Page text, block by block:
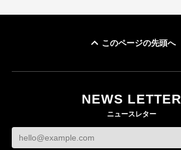
このページの先頭へ
NEWS LETTER
ニュースレター